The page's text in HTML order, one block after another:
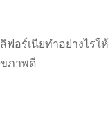
อร์เนียทำอย่างไรให้
ภาพดี